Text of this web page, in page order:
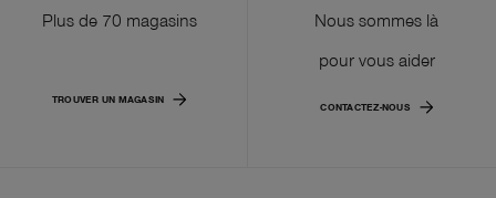
Plus de 70 magasins
TROUVER UN MAGASIN
Nous sommes là
pour vous aider
CONTACTEZ-NOUS